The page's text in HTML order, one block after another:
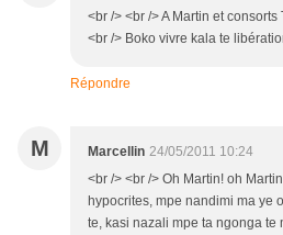
<br /> <br /> A Martin et consorts
<br /> Boko vivre kala te
Répondre
M Marcellin 24/05/2011 10:24
<br /> <br /> Oh Martin! oh
hypocrites, mpe nandimi ma ye
te, kasi nazali mpe ta ngonga te